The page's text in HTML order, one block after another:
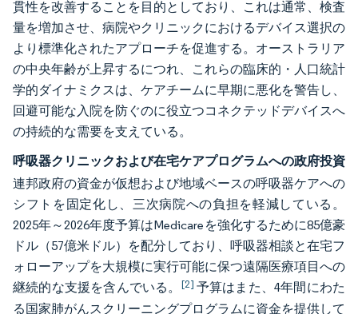
貫性を改善することを目的としており、これは通常、検査
量を増加させ、病院やクリニックにおけるデバイス選択の
より標準化されたアプローチを促進する。オーストラリア
の中央年齢が上昇するにつれ、これらの臨床的・人口統計
学的ダイナミクスは、ケアチームに早期に悪化を警告し、
回避可能な入院を防ぐのに役立つコネクテッドデバイスへ
の持続的な需要を支えている。
呼吸器クリニックおよび在宅ケアプログラムへの政府投資
連邦政府の資金が仮想および地域ベースの呼吸器ケアへの
シフトを固定化し、三次病院への負担を軽減している。
2025年～2026年度予算はMedicareを強化するために85億豪
ドル（57億米ドル）を配分しており、呼吸器相談と在宅フ
ォローアップを大規模に実行可能に保つ遠隔医療項目への
継続的な支援を含んでいる。 [2] 予算はまた、4年間にわた
る国家肺がんスクリーニングプログラムに資金を提供して